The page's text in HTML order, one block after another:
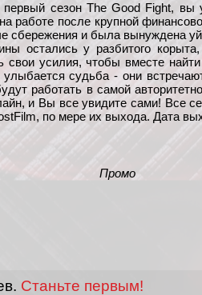
первый сезон The Good Fight, вы
работе после крупной
сбережения и была вынуждена
остались у разбитого
свои усилия, чтобы вместе
судьба - они
работать в самой
и Вы все увидите сами! Все
по мере их выхода. Дата
Промо
Станьте первым!